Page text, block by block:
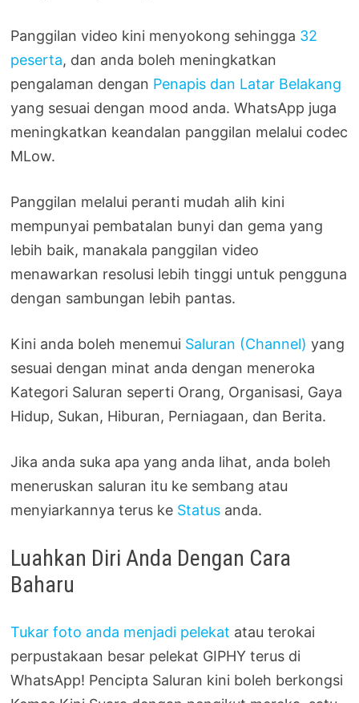
Panggilan video kini menyokong sehingga 32
peserta, dan anda boleh meningkatkan
pengalaman dengan Penapis dan Latar Belakang
yang sesuai dengan mood anda. WhatsApp juga
meningkatkan keandalan panggilan melalui codec
MLow.
Panggilan melalui peranti mudah alih kini
mempunyai pembatalan bunyi dan gema yang
lebih baik, manakala panggilan video
menawarkan resolusi lebih tinggi untuk pengguna
dengan sambungan lebih pantas.
Kini anda boleh menemui Saluran (Channel) yang
sesuai dengan minat anda dengan meneroka
Kategori Saluran seperti Orang, Organisasi, Gaya
Hidup, Sukan, Hiburan, Perniagaan, dan Berita.
Jika anda suka apa yang anda lihat, anda boleh
meneruskan saluran itu ke sembang atau
menyiarkannya terus ke Status anda.
Luahkan Diri Anda Dengan Cara
Baharu
Tukar foto anda menjadi pelekat atau terokai
perpustakaan besar pelekat GIPHY terus di
WhatsApp! Pencipta Saluran kini boleh berkongsi